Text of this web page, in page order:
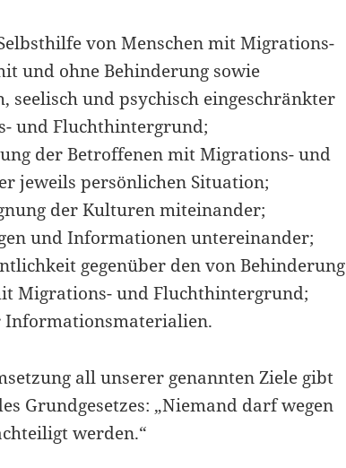
von Menschen mit Migrations-
und ohne Behinderung sowie
seelisch und psychisch eingeschränkter
und Fluchthintergrund;
der Betroffenen mit Migrations- und
jeweils persönlichen Situation;
der Kulturen miteinander;
und Informationen untereinander;
gegenüber den von Behinderung
Migrations- und Fluchthintergrund;
Informationsmaterialien.
all unserer genannten Ziele gibt
Grundgesetzes: „Niemand darf wegen
werden.“